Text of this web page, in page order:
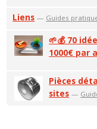
Liens — Guides
🌱💰 70
1000€ par
Pièces
sites —